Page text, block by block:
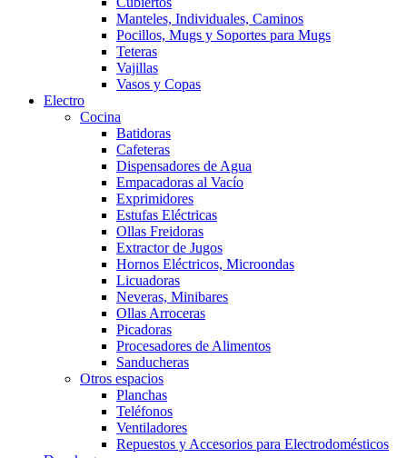
Manteles, Individuales, Caminos
Pocillos, Mugs y Soportes para Mugs
Teteras
Vajillas
Vasos y Copas
Electro
Cocina
Batidoras
Cafeteras
Dispensadores de Agua
Empacadoras al Vacío
Exprimidores
Estufas Eléctricas
Ollas Freidoras
Extractor de Jugos
Hornos Eléctricos, Microondas
Licuadoras
Neveras, Minibares
Ollas Arroceras
Picadoras
Procesadores de Alimentos
Sanducheras
Otros espacios
Planchas
Teléfonos
Ventiladores
Repuestos y Accesorios para Electrodomésticos